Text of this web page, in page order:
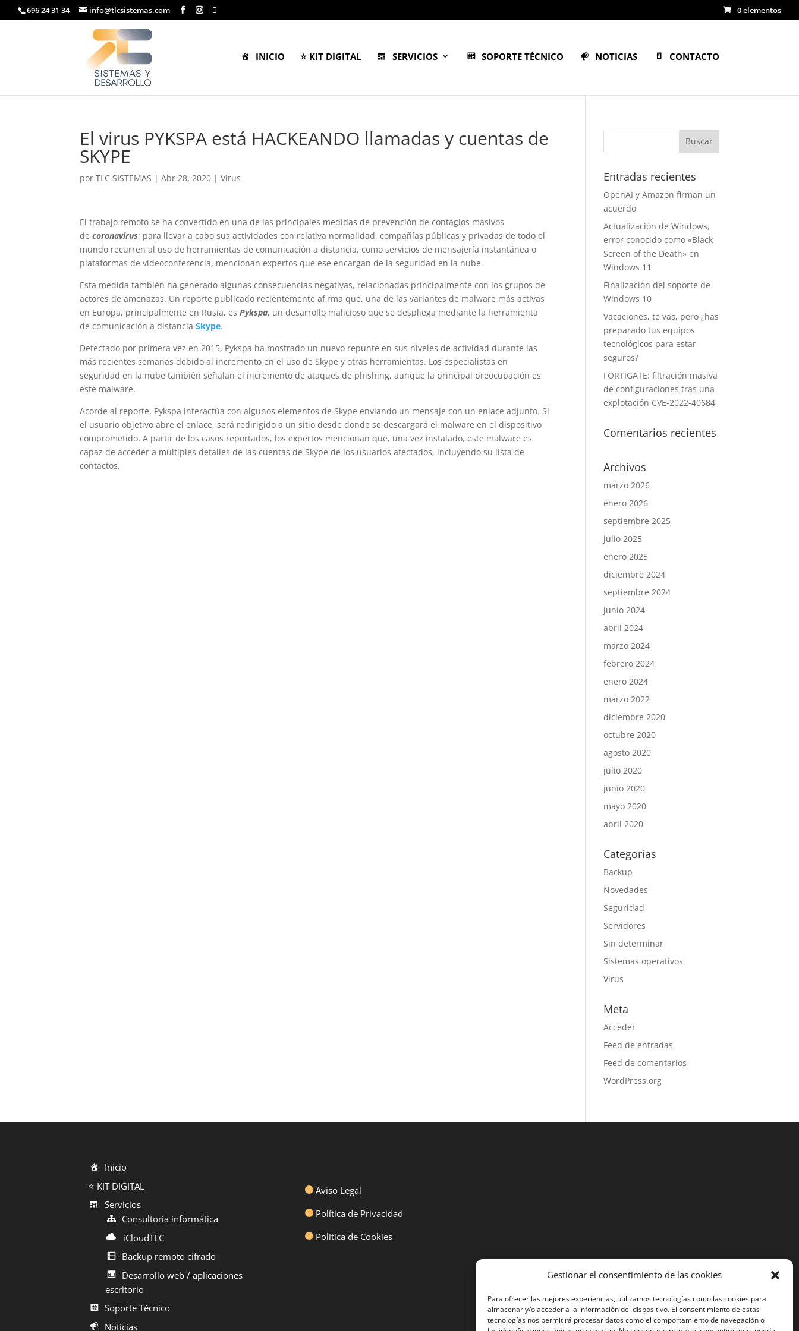
Gestionar el consentimiento de las cookies
Para ofrecer las mejores experiencias, utilizamos tecnologías como las cookies para
almacenar y/o acceder a la información del dispositivo. El consentimiento de estas
tecnologías nos permitirá procesar datos como el comportamiento de navegación o
696 24 31 34 info@tlcsistemas.com 0 elementos
INICIO ⭐ KIT DIGITAL SERVICIOS SOPORTE TÉCNICO NOTICIAS CONTACTO
El virus PYKSPA está HACKEANDO llamadas y cuentas de
SKYPE
porTLC SISTEMAS |Abr 28, 2020 |Virus
El trabajo remoto se ha convertido en una de las principales medidas de prevención de contagios masivos
decoronavirus; para llevar a cabo sus actividades con relativa normalidad, compañías públicas y privadas de todo el
mundo recurren al uso de herramientas de comunicación a distancia, como servicios de mensajería instantánea o
plataformas de videoconferencia, mencionan expertos que ese encargan de la seguridad en la nube.
Esta medida también ha generado algunas consecuencias negativas, relacionadas principalmente con los grupos de
actores de amenazas. Un reporte publicado recientemente afirma que, una de las variantes de malware más activas
en Europa, principalmente en Rusia, esPykspa, un desarrollo malicioso que se despliega mediante la herramienta
de comunicación a distanciaSkype.
Detectado por primera vez en 2015, Pykspa ha mostrado un nuevo repunte en sus niveles de actividad durante las
más recientes semanas debido al incremento en el uso de Skype y otras herramientas. Los especialistas en
seguridad en la nube también señalan el incremento de ataques de phishing, aunque la principal preocupación es
este malware.
Acorde al reporte, Pykspa interactúa con algunos elementos de Skype enviando un mensaje con un enlace adjunto. Si
el usuario objetivo abre el enlace, será redirigido a un sitio desde donde se descargará el malware en el dispositivo
comprometido. A partir de los casos reportados, los expertos mencionan que, una vez instalado, este malware es
capaz de acceder a múltiples detalles de las cuentas de Skype de los usuarios afectados, incluyendo su lista de
contactos.
Entradas recientes
OpenAI y Amazon firman un
acuerdo
Actualización de Windows,
error conocido como «Black
Screen of the Death» en
Windows 11
Finalización del soporte de
Windows 10
Vacaciones, te vas, pero ¿has
preparado tus equipos
tecnológicos para estar
seguros?
FORTIGATE: filtración masiva
de configuraciones tras una
explotación CVE-2022-40684
Comentarios recientes
Archivos
marzo 2026
enero 2026
septiembre 2025
julio 2025
enero 2025
diciembre 2024
septiembre 2024
junio 2024
abril 2024
marzo 2024
febrero 2024
enero 2024
marzo 2022
diciembre 2020
octubre 2020
agosto 2020
julio 2020
junio 2020
mayo 2020
abril 2020
Categorías
Backup
Novedades
Seguridad
Servidores
Sin determinar
Sistemas operativos
Virus
Meta
Acceder
Feed de entradas
Feed de comentarios
WordPress.org
Inicio
⭐ KIT DIGITAL
Servicios
Consultoría informática
iCloudTLC
Backup remoto cifrado
Desarrollo web / aplicaciones
escritorio
Soporte Técnico
Noticias
Aviso Legal
Política de Privacidad
Política de Cookies